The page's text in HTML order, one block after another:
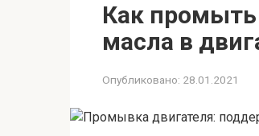
Как
масла в
Опубликовано: 28.01.2021